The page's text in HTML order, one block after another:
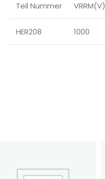
Teil Nummer VRRM(V)
HER208 1000